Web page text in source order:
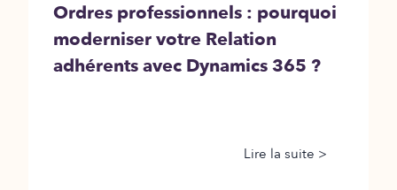
Ordres professionnels : pourquoi
moderniser votre Relation
adhérents avec Dynamics 365 ?
Lire la suite >